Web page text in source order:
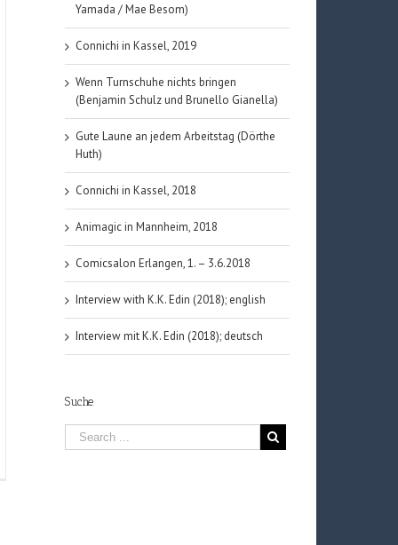
Yamada / Mae Besom)
Connichi in Kassel, 2019
Wenn Turnschuhe nichts bringen
(Benjamin Schulz und Brunello Gianella)
Gute Laune an jedem Arbeitstag (Dörthe
Huth)
Connichi in Kassel, 2018
Animagic in Mannheim, 2018
Comicsalon Erlangen, 1. – 3.6.2018
Interview with K.K. Edin (2018); english
Interview mit K.K. Edin (2018); deutsch
Suche